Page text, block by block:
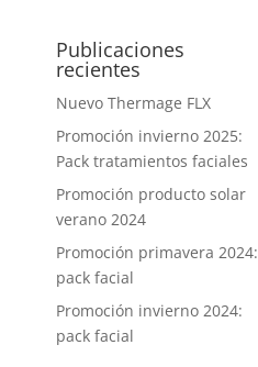
Publicaciones
recientes
Nuevo Thermage FLX
Promoción invierno 2025:
Pack tratamientos faciales
Promoción producto solar
verano 2024
Promoción primavera 2024:
pack facial
Promoción invierno 2024:
pack facial